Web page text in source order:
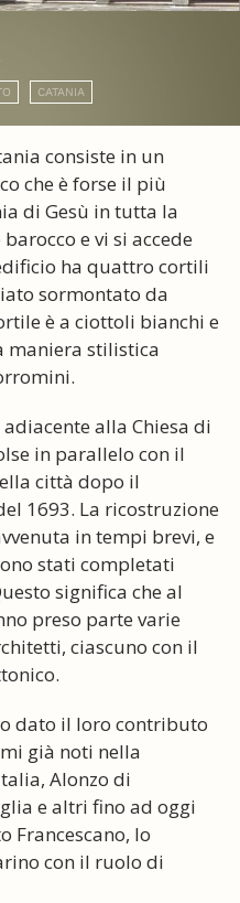
CATANIA
consiste in un
che è forse il più
di Gesù in tutta la
e vi si accede
ha quattro cortili
sormontato da
è a ciottoli bianchi e
maniera stilistica
alla Chiesa di
in parallelo con il
città dopo il
1693. La ricostruzione
in tempi brevi, e
stati completati
significa che al
preso parte varie
ciascuno con il
dato il loro contributo
già noti nella
Alonzo di
e altri fino ad oggi
Francescano, lo
con il ruolo di